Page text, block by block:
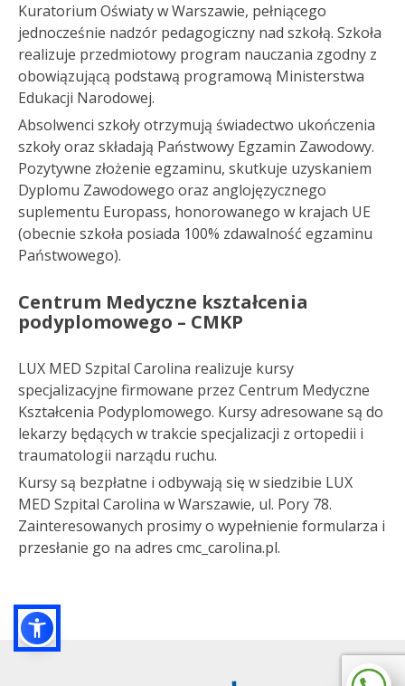
Kuratorium Oświaty w Warszawie, pełniącego
jednocześnie nadzór pedagogiczny nad szkołą. Szkoła
realizuje przedmiotowy program nauczania zgodny z
obowiązującą podstawą programową Ministerstwa
Edukacji Narodowej.
Absolwenci szkoły otrzymują świadectwo ukończenia
szkoły oraz składają Państwowy Egzamin Zawodowy.
Pozytywne złożenie egzaminu, skutkuje uzyskaniem
Dyplomu Zawodowego oraz anglojęzycznego
suplementu Europass, honorowanego w krajach UE
(obecnie szkoła posiada 100% zdawalność egzaminu
Państwowego).
Centrum Medyczne kształcenia
podyplomowego – CMKP
LUX MED Szpital Carolina realizuje kursy
specjalizacyjne firmowane przez Centrum Medyczne
Kształcenia Podyplomowego. Kursy adresowane są do
lekarzy będących w trakcie specjalizacji z ortopedii i
traumatologii narządu ruchu.
Kursy są bezpłatne i odbywają się w siedzibie LUX
MED Szpital Carolina w Warszawie, ul. Pory 78.
Zainteresowanych prosimy o wypełnienie formularza i
przesłanie go na adres cmc_carolina.pl.